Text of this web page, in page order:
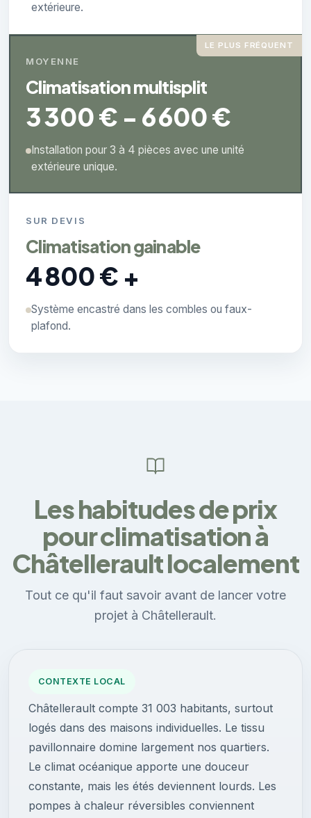
extérieure.
LE PLUS FRÉQUENT
MOYENNE
Climatisation multisplit
3 300 € - 6 600 €
Installation pour 3 à 4 pièces avec une unité
extérieure unique.
SUR DEVIS
Climatisation gainable
4 800 € +
Système encastré dans les combles ou faux-
plafond.
Les habitudes de prix
pour climatisation à
Châtellerault localement
Tout ce qu'il faut savoir avant de lancer votre
projet à Châtellerault.
CONTEXTE LOCAL
Châtellerault compte 31 003 habitants, surtout
logés dans des maisons individuelles. Le tissu
pavillonnaire domine largement nos quartiers.
Le climat océanique apporte une douceur
constante, mais les étés deviennent lourds. Les
pompes à chaleur réversibles conviennent